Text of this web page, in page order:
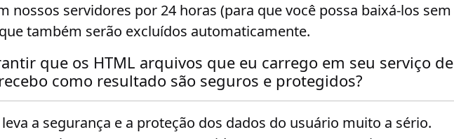
nossos servidores por 24 horas (para que você possa baixá-los sem
também serão excluídos automaticamente.
que os HTML arquivos que eu carrego em seu serviço de
como resultado são seguros e protegidos?
a segurança e a proteção dos dados do usuário muito a sério.